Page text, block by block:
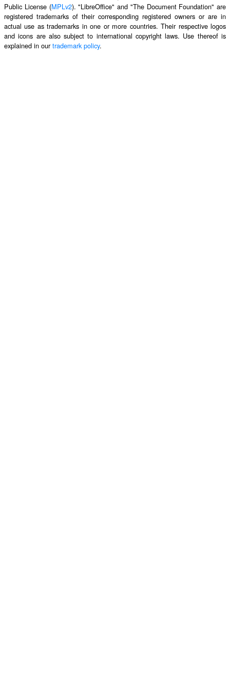
Public License (MPLv2). "LibreOffice" and "The Document Foundation" are
registered trademarks of their corresponding registered owners or are in
actual use as trademarks in one or more countries. Their respective logos
and icons are also subject to international copyright laws. Use thereof is
explained in ourtrademark policy.